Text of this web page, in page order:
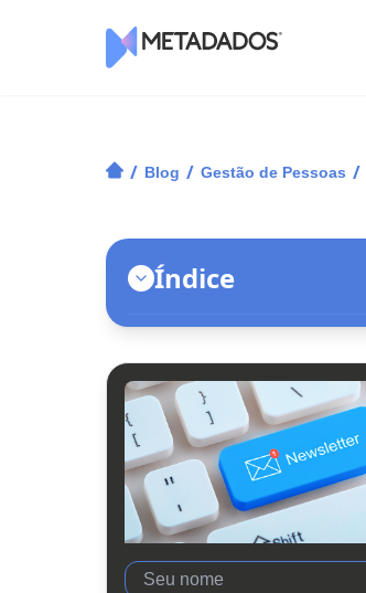
/ Blog / Gestão de Pessoas /
Índice
Remuneração por Competências
Avaliação de Pessoas por
Competências
Avaliação com foco em
Conhecimentos, Habilidades e
Atitudes
Avaliação por Metas e Objetivos